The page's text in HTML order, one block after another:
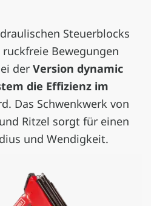
Steuerblocks
Bewegungen
der Version dynamic
die Effizienz im
Das Schwenkwerk von
Ritzel sorgt für einen
und Wendigkeit.